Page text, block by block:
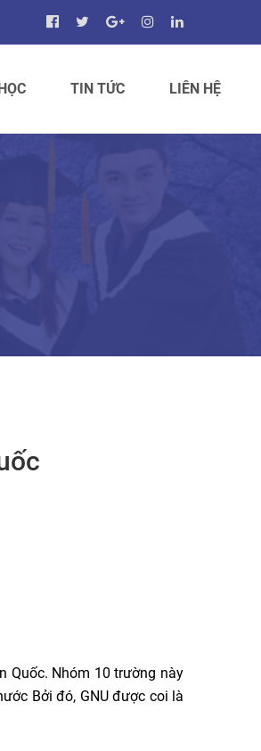
TIN TỨC LIÊN HỆ
Quốc. Nhóm 10 trường này
Bởi đó, GNU được coi là